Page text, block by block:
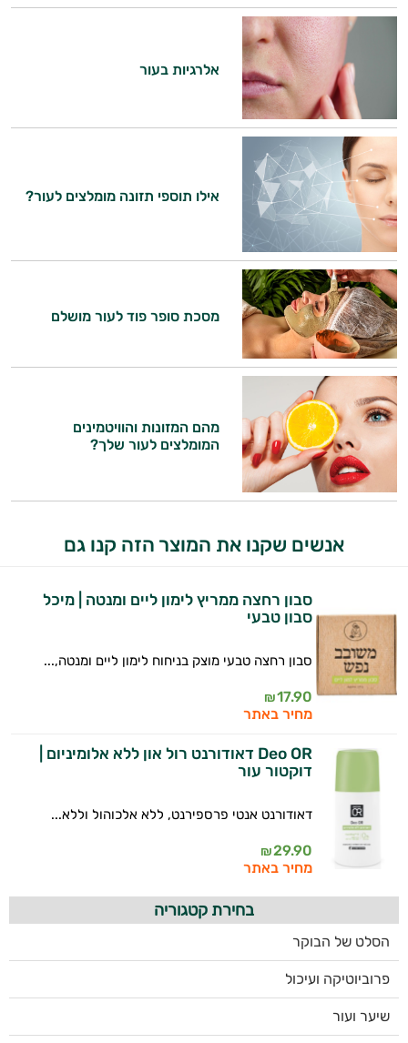
קוסמטיקה
אורגנית
מותגים
היגיינת
הפה
היגיינה
נשית
טיפוח
הציפורניים
והשיער
אביזרי
טיפוח
הגנה
אלרגיות בעור
אילו תוספי תזונה מומלצים לעור?
מסכת סופר פוד לעור מושלם
מהם המזונות והוויטמינים
המומלצים לעור שלך?
אנשים שקנו את המוצר הזה קנו גם
סבון רחצה ממריץ לימון ליים ומנטה | מיכל
סבון טבעי
סבון רחצה טבעי מוצק בניחוח לימון ליים ומנטה,...
17.90
₪
מחיר באתר
Deo OR דאודורנט רול און ללא אלומיניום |
דוקטור עור
דאודורנט אנטי פרספירנט, ללא אלכוהול וללא...
29.90
₪
מחיר באתר
בחירת קטגוריה
הסלט של הבוקר
פרוביוטיקה ועיכול
שיער ועור
היי,
אני יועץ הבריאות האישי AI של טבע בריא.
התשובות שלי מבוססות על מאגרי מידע קליניים
וספרות מקצועית בתחומי הרפואה הטבעית
ותזונת הספורט.
אני כאן כדי לעזור לך להתאים את תוספי
התזונה ומוצרי הבריאות המדויקים למטרות
ולמצב הגופני שלך, ולהסביר לך אילו רכיבים
עובדים יחד כדי למקסם תוצאות גם בחיי היום
יום וגם בתחום הכושר והספורט.
המטרה שלי היא להתאים עבורך המלצות
אישיות מבוססות מדעית.
זה הזמן להתחיל. איך אוכל לעזור?